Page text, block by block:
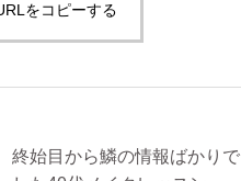
をコピーする
終始目から鱗の情報ばかりで